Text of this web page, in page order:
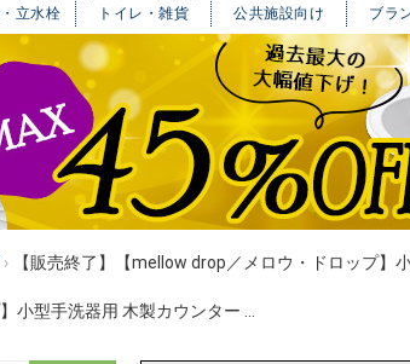
立水栓
トイレ・雑貨
公共施設向け
ブラ
›
【販売終了】【mellow drop／メロウ・ドロップ】
小型手洗器用 木製カウンター ...